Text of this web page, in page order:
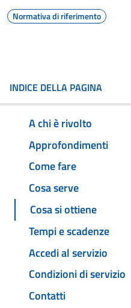
Normativa di riferimento
INDICE DELLA PAGINA
A chi è rivolto
Approfondimenti
Come fare
Cosa serve
Cosa si ottiene
Tempi e scadenze
Accedi al servizio
Condizioni di servizio
Contatti